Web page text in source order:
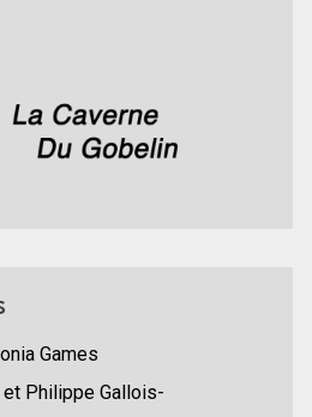
Games
Philippe Gallois-